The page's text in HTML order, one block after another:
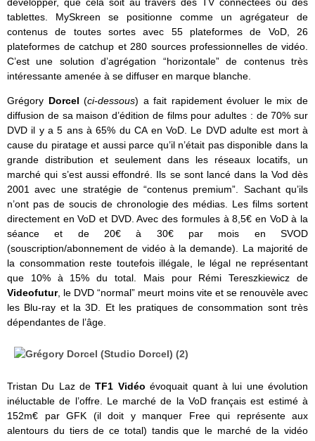
développer, que cela soit au travers des TV connectées ou des
tablettes. MySkreen se positionne comme un agrégateur de
contenus de toutes sortes avec 55 plateformes de VoD, 26
plateformes de catchup et 280 sources professionnelles de vidéo.
C’est une solution d’agrégation “horizontale” de contenus très
intéressante amenée à se diffuser en marque blanche.
Grégory Dorcel (ci-dessous) a fait rapidement évoluer le mix de
diffusion de sa maison d’édition de films pour adultes : de 70% sur
DVD il y a 5 ans à 65% du CA en VoD. Le DVD adulte est mort à
cause du piratage et aussi parce qu’il n’était pas disponible dans la
grande distribution et seulement dans les réseaux locatifs, un
marché qui s’est aussi effondré. Ils se sont lancé dans la Vod dès
2001 avec une stratégie de “contenus premium”. Sachant qu’ils
n’ont pas de soucis de chronologie des médias. Les films sortent
directement en VoD et DVD. Avec des formules à 8,5€ en VoD à la
séance et de 20€ à 30€ par mois en SVOD
(souscription/abonnement de vidéo à la demande). La majorité de
la consommation reste toutefois illégale, le légal ne représentant
que 10% à 15% du total. Mais pour Rémi Tereszkiewicz de
Videofutur, le DVD “normal” meurt moins vite et se renouvèle avec
les Blu-ray et la 3D. Et les pratiques de consommation sont très
dépendantes de l’âge.
Tristan Du Laz deTF1 Vidéo évoquait quant à lui une évolution
inéluctable de l’offre. Le marché de la VoD français est estimé à
152m€ par GFK (il doit y manquer Free qui représente aux
alentours du tiers de ce total) tandis que le marché de la vidéo